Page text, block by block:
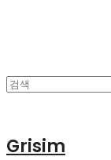
Grisim